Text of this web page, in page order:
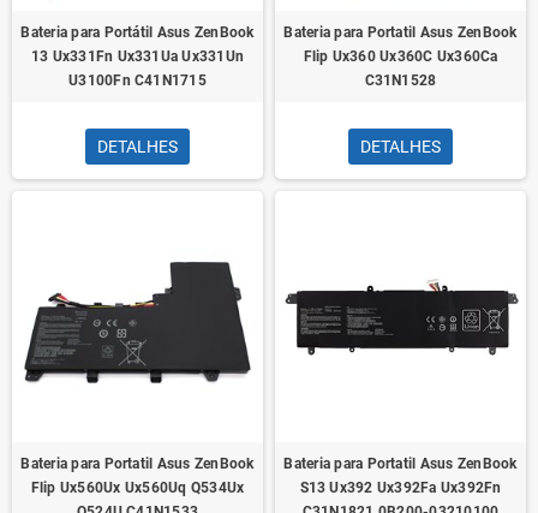
Bateria para Portátil Asus ZenBook
13 Ux331Fn Ux331Ua Ux331Un
U3100Fn C41N1715
DETALHES
Bateria para Portatil Asus ZenBook
Flip Ux360 Ux360C Ux360Ca
C31N1528
DETALHES
Bateria para Portatil Asus ZenBook
Flip Ux560Ux Ux560Uq Q534Ux
Bateria para Portatil Asus ZenBook
S13 Ux392 Ux392Fa Ux392Fn